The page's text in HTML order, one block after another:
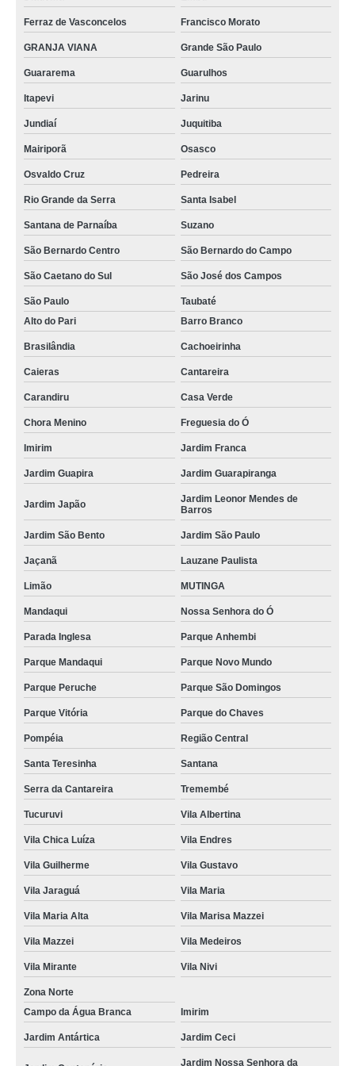
empresa de higienização interna carro Jardim Guarapiranga
quanto custa lavagem interna de carros Santa Isabel
lavagens internas automotivas Jardim Ceci
quanto custa higienização interna de automóveis Zona Norte
higienizações internas automotivas Brasilândia
empresa de higienização automotiva interna Sítio Casa Verde
empresa de higienização interna carros Parque Peruche
quanto custa higienização interna automotiva Parque Peruche
lavagem interna automotiva valores São José dos Campos
higienização interna de carros Vila Mirante
higienização interna automotiva Mairiporã
empresa de higienização interna veículos Vila Marisa Mazzei
higienização interna automotiva valores Jardim Ceci
quanto custa lavagem interna de veículos Alphaville
higienizações automotivas internas ABC
lavagens internas de carros Vila Mirante
empresa de higienização interna de carros Jarinu
higienização interna de automóveis Jardim São Paulo
higienizações internas de carros Parque Anhembi
empresa de lavagem interna automotiva Vila Albertina
empresa de higienização interna veicular Vila Albertina
higienização interna de automóveis valores Vila Mazzei
higienizações internas de automóveis São Bernardo do Campo
higienização interna veículos Jarinu
higienização interna carros Santana
empresa de higienização interna veículos Vila Mazzei
lavagem interna de veículos valores Jardim Antártica
empresa de higienização interna de veículos Jardim Peri Novo
higienizações internas veiculares Suzano
empresa de higienização interna de automóveis Carandiru
empresa de higienização interna veicular Guarulhos
lavagem interna de veículos Serra da Cantareira
quanto custa higienização interna veículos Sítio Casa Verde
higienização interna de carros valores Parque Novo Mundo
lavagem interna de carros valores Cachoeirinha
higienizações internas veículos Barro Branco
Ferraz de Vasconcelos Francisco Morato
GRANJA VIANA Grande São Paulo
Guararema Guarulhos
Itapevi Jarinu
Jundiaí Juquitiba
Mairiporã Osasco
Osvaldo Cruz Pedreira
Rio Grande da Serra Santa Isabel
Santana de Parnaíba Suzano
São Bernardo Centro São Bernardo do Campo
São Caetano do Sul São José dos Campos
São Paulo
Taubaté
Alto do Pari
Barro Branco
Brasilândia Cachoeirinha
Caieras Cantareira
Carandiru Casa Verde
Chora Menino Freguesia do Ó
Imirim Jardim Franca
Jardim Guapira Jardim Guarapiranga
Jardim Japão
Jardim Leonor Mendes de
Barros
Jardim São Bento Jardim São Paulo
Jaçanã Lauzane Paulista
Limão MUTINGA
Mandaqui Nossa Senhora do Ó
Parada Inglesa Parque Anhembi
Parque Mandaqui Parque Novo Mundo
Parque Peruche Parque São Domingos
Parque Vitória Parque do Chaves
Pompéia Região Central
Santa Teresinha Santana
Serra da Cantareira Tremembé
Tucuruvi Vila Albertina
Vila Chica Luíza Vila Endres
Vila Guilherme Vila Gustavo
Vila Jaraguá Vila Maria
Vila Maria Alta Vila Marisa Mazzei
Vila Mazzei Vila Medeiros
Vila Mirante Vila Nivi
Zona Norte
Campo da Água Branca
Imirim
Jardim Antártica Jardim Ceci
Jardim Nossa Senhora da